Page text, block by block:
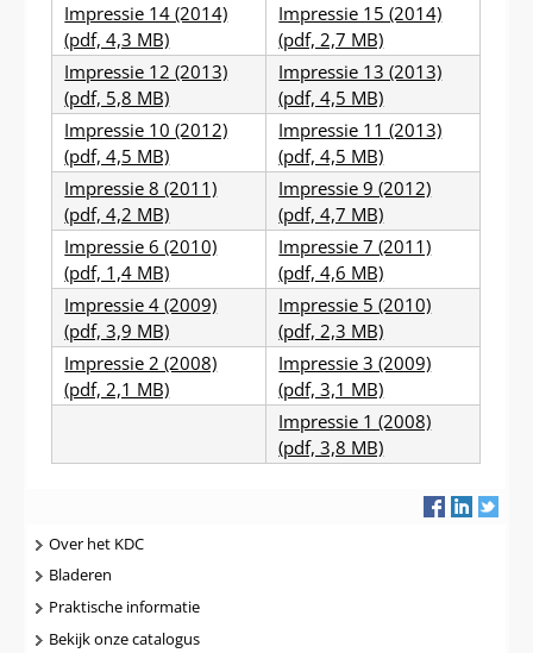
Impressie 14 (2014)
(pdf, 4,3 MB)
Impressie 15 (2014)
(pdf, 2,7 MB)
Impressie 12 (2013)
(pdf, 5,8 MB)
Impressie 13 (2013)
(pdf, 4,5 MB)
Impressie 10 (2012)
(pdf, 4,5 MB)
Impressie 11 (2013)
(pdf, 4,5 MB)
Impressie 8 (2011)
(pdf, 4,2 MB)
Impressie 9 (2012)
(pdf, 4,7 MB)
Impressie 6 (2010)
(pdf, 1,4 MB)
Impressie 7 (2011)
(pdf, 4,6 MB)
Impressie 4 (2009)
(pdf, 3,9 MB)
Impressie 5 (2010)
(pdf, 2,3 MB)
Impressie 2 (2008)
(pdf, 2,1 MB)
Impressie 3 (2009)
(pdf, 3,1 MB)
Impressie 1 (2008)
(pdf, 3,8 MB)
Navigatie
Over het KDC
Bladeren
Praktische informatie
Bekijk onze catalogus